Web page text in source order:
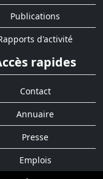
Publications
d'activité
rapides
Contact
Annuaire
Presse
Emplois